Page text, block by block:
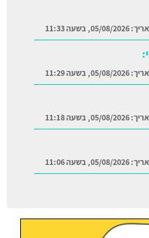
05/08/2026, בשעה 11:33
05/08/2026, בשעה 11:29
05/08/2026, בשעה 11:18
05/08/2026, בשעה 11:06